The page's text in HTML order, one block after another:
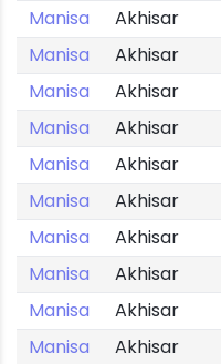
Manisa
Akhisar
Manisa
Akhisar
Manisa
Akhisar
Manisa
Akhisar
Manisa
Akhisar
Manisa
Akhisar
Manisa
Akhisar
Manisa
Akhisar
Manisa
Akhisar
Manisa
Akhisar